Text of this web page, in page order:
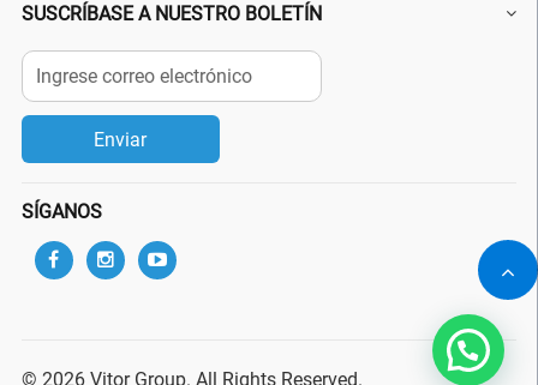
SUSCRÍBASE A NUESTRO BOLETÍN
SÍGANOS
© 2026 Vitor Group. All Rights Reserved.